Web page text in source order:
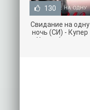
130
Свидание на одну
ночь (СИ) - Купер
Хелен (читать